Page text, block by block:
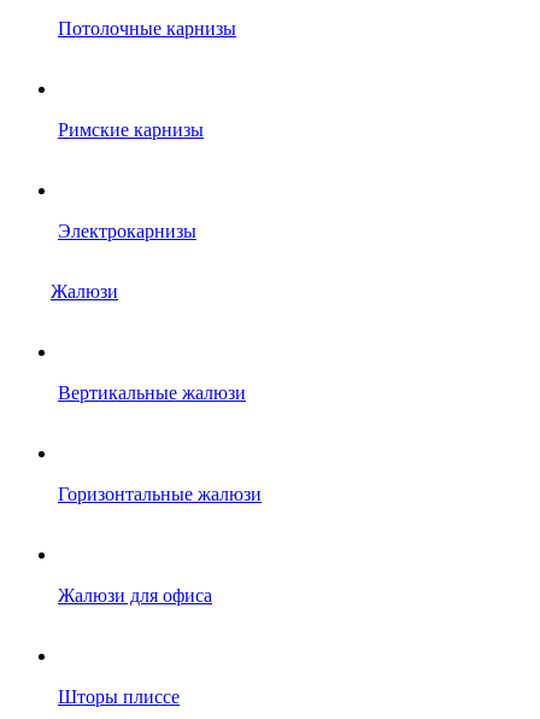
Потолочные карнизы
Римские карнизы
Электрокарнизы
Жалюзи
Вертикальные жалюзи
Горизонтальные жалюзи
Жалюзи для офиса
Шторы плиссе